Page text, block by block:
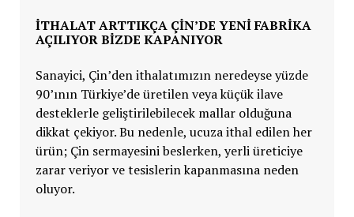
İTHALAT ARTTIKÇA ÇİN’DE YENİ FABRİKA
AÇILIYOR BİZDE KAPANIYOR
Sanayici, Çin’den ithalatımızın neredeyse yüzde
90’ının Türkiye’de üretilen veya küçük ilave
desteklerle geliştirilebilecek mallar olduğuna
dikkat çekiyor. Bu nedenle, ucuza ithal edilen her
ürün; Çin sermayesini beslerken, yerli üreticiye
zarar veriyor ve tesislerin kapanmasına neden
oluyor.